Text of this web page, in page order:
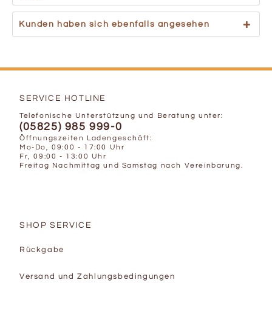
Kunden haben sich ebenfalls angesehen
SERVICE HOTLINE
Telefonische Unterstützung und Beratung unter:
(05825) 985 999-0
Öffnungszeiten Ladengeschäft:
Mo-Do, 09:00 - 17:00 Uhr
Fr, 09:00 - 13:00 Uhr
Freitag Nachmittag und Samstag nach Vereinbarung.
SHOP SERVICE
Rückgabe
Versand und Zahlungsbedingungen